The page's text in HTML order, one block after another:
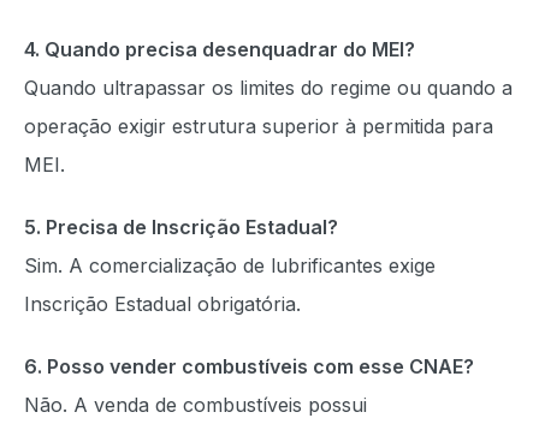
4. Quando precisa desenquadrar do MEI?
Quando ultrapassar os limites do regime ou quando a
operação exigir estrutura superior à permitida para
MEI.
5. Precisa de Inscrição Estadual?
Sim. A comercialização de lubrificantes exige
Inscrição Estadual obrigatória.
6. Posso vender combustíveis com esse CNAE?
Não. A venda de combustíveis possui